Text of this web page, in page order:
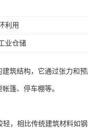
利用
业仓储
筑结构，它通过张力和
篷、停车棚等。
，相比传统建筑材料如